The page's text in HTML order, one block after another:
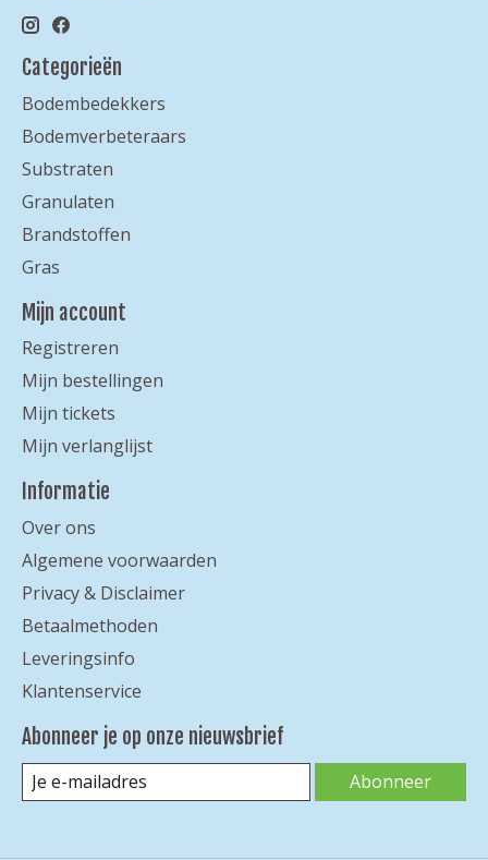
Categorieën
Bodembedekkers
Bodemverbeteraars
Substraten
Granulaten
Brandstoffen
Gras
Mijn account
Registreren
Mijn bestellingen
Mijn tickets
Mijn verlanglijst
Informatie
Over ons
Algemene voorwaarden
Privacy & Disclaimer
Betaalmethoden
Leveringsinfo
Klantenservice
Abonneer je op onze nieuwsbrief
Abonneer